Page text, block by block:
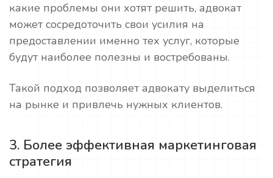
какие проблемы они хотят решить, адвокат
может сосредоточить свои усилия на
предоставлении именно тех услуг, которые
будут наиболее полезны и востребованы.
Такой подход позволяет адвокату выделиться
на рынке и привлечь нужных клиентов.
3. Более эффективная маркетинговая
стратегия